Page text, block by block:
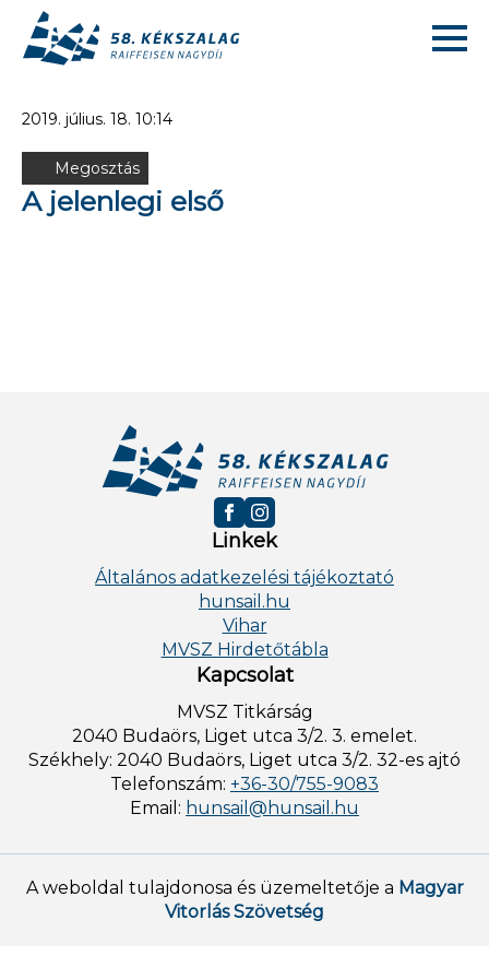
2019. július. 18. 10:14
Megosztás
A jelenlegi első
Linkek
Általános adatkezelési tájékoztató
hunsail.hu
Vihar
MVSZ Hirdetőtábla
Kapcsolat
MVSZ Titkárság
2040 Budaörs, Liget utca 3/2. 3. emelet.
Székhely: 2040 Budaörs, Liget utca 3/2. 32-es ajtó
Telefonszám: +36-30/755-9083
Email: hunsail@hunsail.hu
A weboldal tulajdonosa és üzemeltetője a Magyar
Vitorlás Szövetség